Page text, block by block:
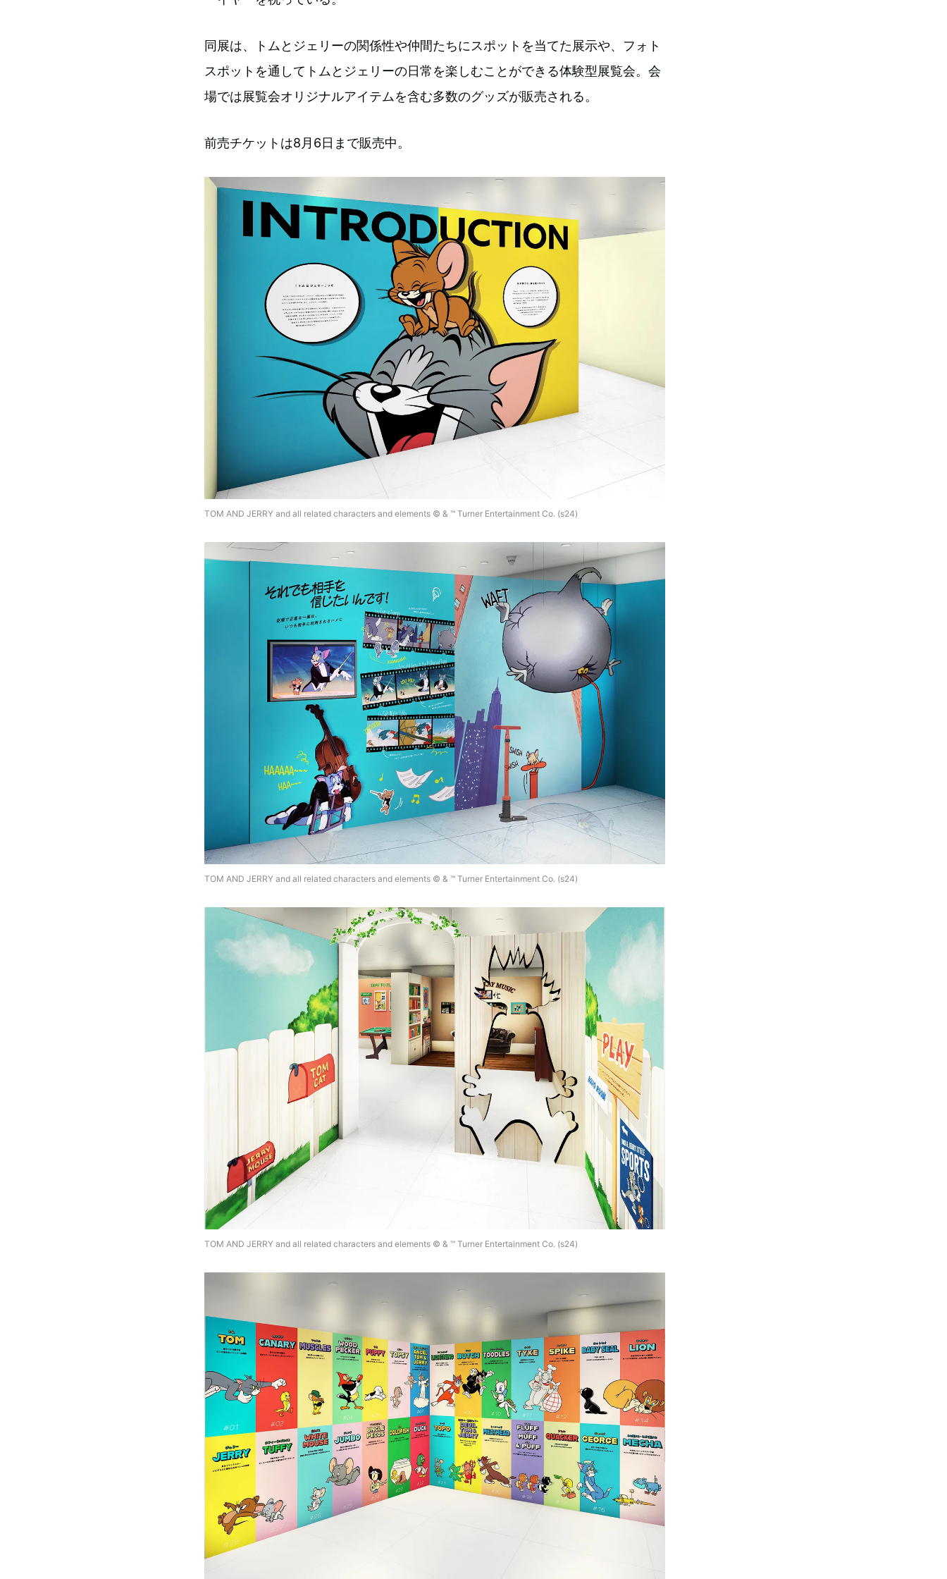
同展は、トムとジェリーの関係性や仲間たちにスポットを当てた展示や、フォト
スポットを通してトムとジェリーの日常を楽しむことができる体験型展覧会。会
場では展覧会オリジナルアイテムを含む多数のグッズが販売される。
前売チケットは8月6日まで販売中。
TOM AND JERRY and all related characters and elements © & ™ Turner Entertainment Co. (s24)
TOM AND JERRY and all related characters and elements © & ™ Turner Entertainment Co. (s24)
TOM AND JERRY and all related characters and elements © & ™ Turner Entertainment Co. (s24)